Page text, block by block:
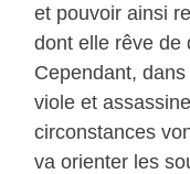
et pouvoir ainsi
dont elle rêve de
Cependant,
viole et
circonstances
va orienter les